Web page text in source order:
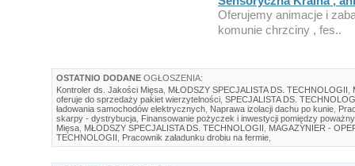
Oferujemy animacje i
komunie chrzciny , fes..
OSTATNIO DODANE OGŁOSZENIA:
Kontroler ds. Jakości Mięsa MŁODSZY SPECJALISTA DS. TECHNOLOGII
oferuje do sprzedaży pakiet wierzytelności SPECJALISTA DS.
ładowania samochodów elektrycznych Naprawa izolacji dachu po kunie
skarpy - dystrybucja Finansowanie pożyczek i inwestycji pomiędzy
Mięsa MŁODSZY SPECJALISTA DS. TECHNOLOGII
MAGAZYNIER -
TECHNOLOGII
Pracownik załadunku drobiu na fermie